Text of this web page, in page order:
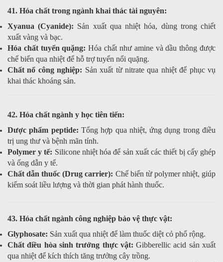
41. Hóa chất trong ngành khai thác tài nguyên:
Xyanua (Cyanide): Sản xuất qua nhiệt hóa, dùng trong chiết
xuất vàng và bạc.
Hóa chất tuyển quặng: Hóa chất như amine và dầu thông được
chế biến qua nhiệt để hỗ trợ tuyển nổi quặng.
Chất nổ công nghiệp: Sản xuất từ nitrate qua nhiệt để phục vụ
khai thác khoáng sản.
42. Hóa chất ngành y học tiên tiến:
Dược phẩm peptide: Tổng hợp qua nhiệt, ứng dụng trong điều
trị ung thư và bệnh mãn tính.
Polymer y tế: Silicone nhiệt hóa để sản xuất các thiết bị cấy ghép
và ống dẫn y tế.
Chất dẫn thuốc (Drug carrier): Chế biến từ polymer nhiệt, giúp
kiểm soát liều lượng và thời gian phát hành thuốc.
43. Hóa chất ngành công nghiệp bảo vệ thực vật:
Glyphosate: Sản xuất qua nhiệt để làm thuốc diệt cỏ phổ rộng.
Chất điều hòa sinh trưởng thực vật: Gibberellic acid sản xuất
qua nhiệt để kích thích tăng trưởng cây trồng.